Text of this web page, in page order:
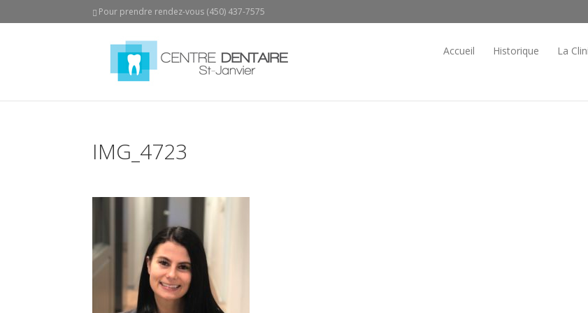
Pour prendre rendez-vous (450) 437-7575
Accueil Historique La
IMG_4723